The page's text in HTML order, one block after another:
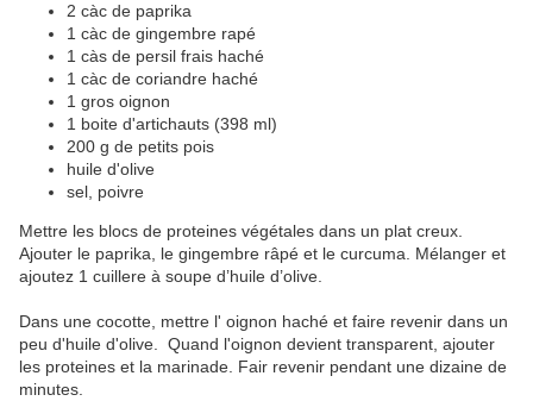
2 càc de paprika
1 càc de gingembre rapé
1 càs de persil frais haché
1 càc de coriandre haché
1 gros oignon
1 boite d'artichauts (398 ml)
200 g de petits pois
huile d'olive
sel, poivre
Mettre les blocs de proteines végétales dans un plat creux.
Ajouter le paprika, le gingembre râpé et le curcuma. Mélanger et
ajoutez 1 cuillere à soupe d’huile d’olive.
Dans une cocotte, mettre l' oignon haché et faire revenir dans un
peu d'huile d'olive. Quand l'oignon devient transparent, ajouter
les proteines et la marinade. Fair revenir pendant une dizaine de
minutes.